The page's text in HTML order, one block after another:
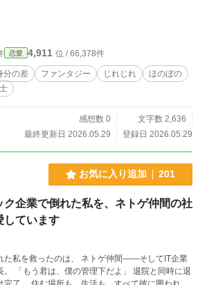
恋愛 4,911 位 / 66,378件
分の差 ファンタジー じれじれ
ほのぼの
感想数 0
文字数 2,636
最終更新日 2026.05.29
登録日 2026.05.29
お気に入り追加 201
ク企業で倒れた私を、ネトゲ仲間の社
しています
た私を救ったのは、 ネトゲ仲間――そしてIT企業
同時に退